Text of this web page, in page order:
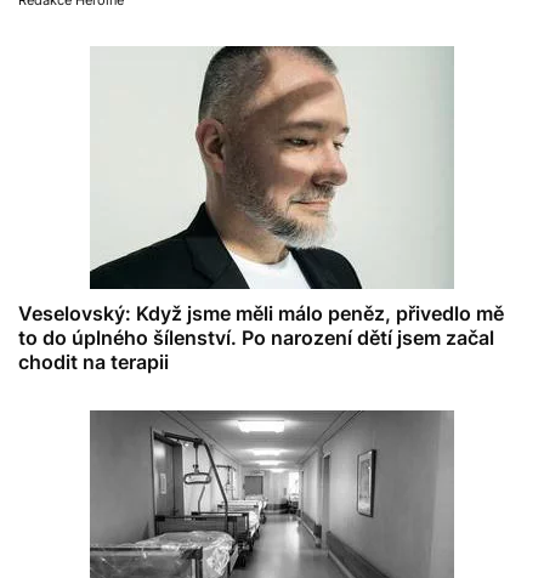
Veselovský: Když jsme měli málo peněz, přivedlo mě
to do úplného šílenství. Po narození dětí jsem začal
chodit na terapii